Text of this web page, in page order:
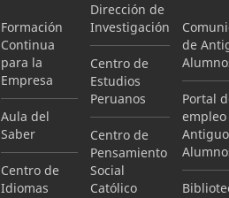
Formación
Continua
para la
Empresa
Aula del
Saber
Centro de
Idiomas
Dirección de
Investigación
Centro de
Estudios
Peruanos
Centro de
Pensamiento
Social
Católico
de
Portal
empleo